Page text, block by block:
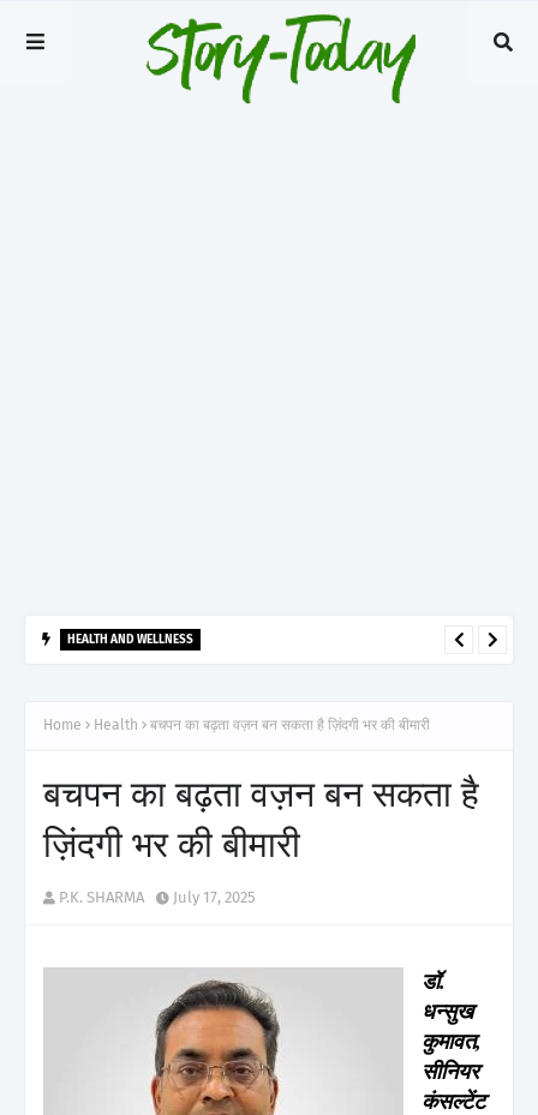
HEALTH AND WELLNESS
Home Health बचपन का बढ़ता वज़न बन सकता है ज़िंदगी भर की बीमारी
बचपन का बढ़ता वज़न बन सकता है
ज़िंदगी भर की बीमारी
P.K. SHARMA July 17, 2025
डॉ.
धन्सुख
कुमावत,
सीनियर
कंसल्टेंट